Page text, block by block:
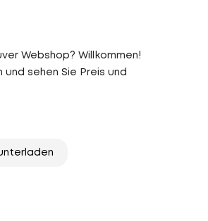
Webshop? Willkommen!
und sehen Sie Preis und